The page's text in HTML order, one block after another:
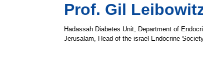
Prof. Gil
Hadassah Diabetes Unit, Department of
Jerusalam, Head of the israel Endocrine